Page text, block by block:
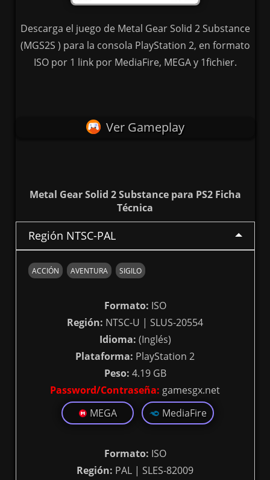
Descarga el juego de Metal Gear Solid 2 Substance
(MGS2S ) para la consola PlayStation 2, en formato
ISO por 1 link por MediaFire, MEGA y 1fichier.
Ver Gameplay
Metal Gear Solid 2 Substance para PS2 Ficha
Técnica
Región NTSC-PAL
ACCIÓN AVENTURA SIGILO
Formato: ISO
Región: NTSC-U | SLUS-20554
Idioma: (Inglés)
Plataforma: PlayStation 2
Peso: 4.19 GB
Password/Contraseña: gamesgx.net
MEGA
MediaFire
Formato: ISO
Región: PAL | SLES-82009